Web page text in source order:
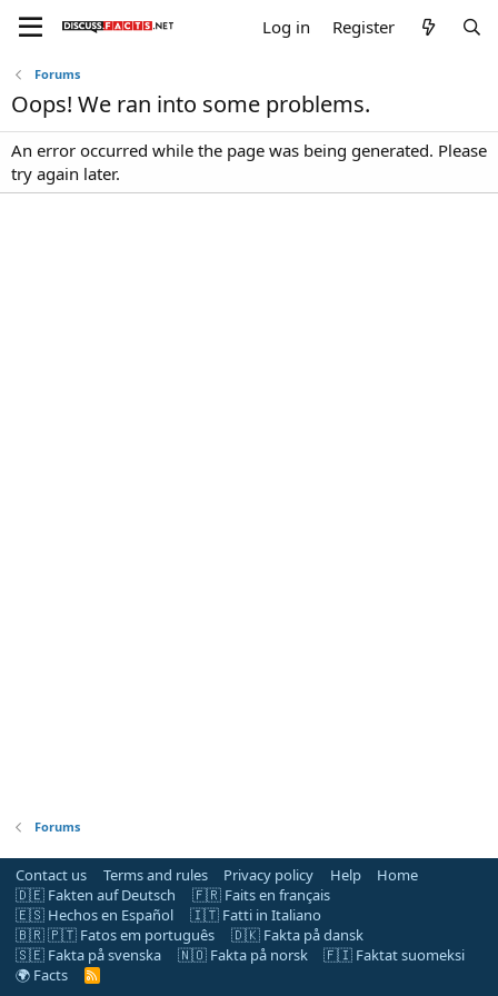
Log in Register
Forums
Oops! We ran into some problems.
An error occurred while the page was being generated. Please
try again later.
Forums
Contact us Terms and rules Privacy policy Help
Home
🇩🇪 Fakten auf Deutsch
🇫🇷 Faits en français
🇪🇸 Hechos en Español
🇮🇹 Fatti in Italiano
🇧🇷 🇵🇹 Fatos em português
🇩🇰 Fakta på dansk
🇸🇪 Fakta på svenska
🇳🇴 Fakta på norsk
🇫🇮 Faktat suomeksi
🌍 Facts
R